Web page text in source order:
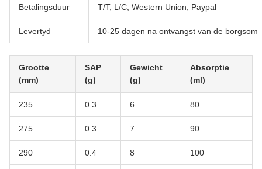
Betalingsduur T/T, L/C, Western Union, Paypal
Levertyd 10-25 dagen na ontvangst van de borgsom
Grootte
(mm)
SAP
(g)
Gewicht
(g)
Absorptie
(ml)
235 0.3 6 80
275 0.3 7 90
290 0.4 8 100